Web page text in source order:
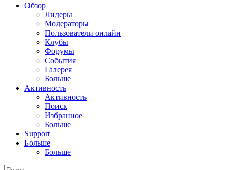
Обзор
Лидеры
Модераторы
Пользователи онлайн
Клубы
Форумы
События
Галерея
Больше
Активность
Активность
Поиск
Избранное
Больше
Support
Больше
Больше